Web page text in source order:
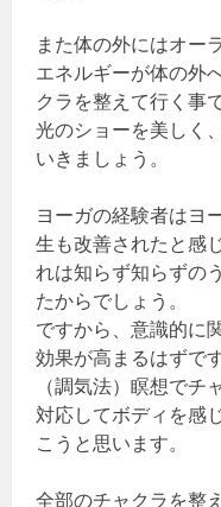
また体の外にはオー
エネルギーが体の外
クラを整えて行く事
光のショーを美しく
いきましょう。
ヨーガの経験者はヨ
生も改善されたと感
れは知らず知らずの
たからでしょう。
ですから、意識的に
効果が高まるはずで
（調気法）瞑想で
対応してボディを感
こうと思います。
全部のチャクラを整